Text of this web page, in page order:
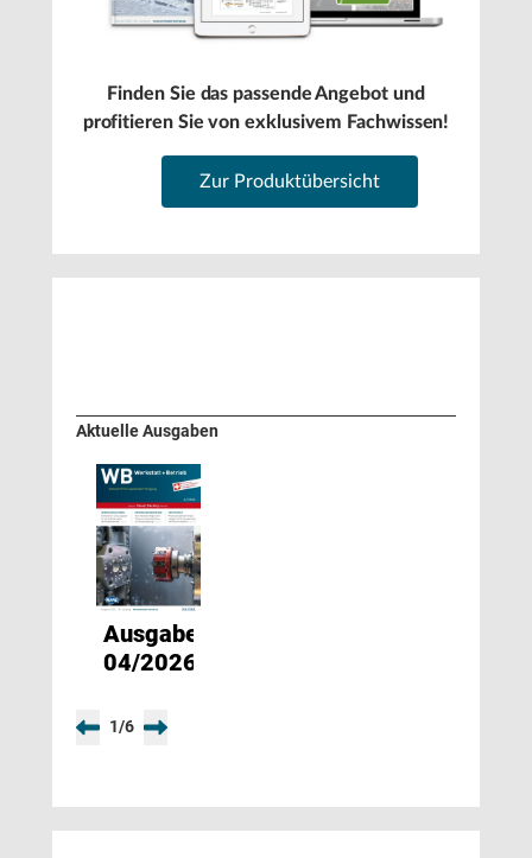
Finden Sie das passende Angebot und
profitieren Sie von exklusivem Fachwissen!
Zur Produktübersicht
Aktuelle Ausgaben
Ausgabe
04/2026
1/6